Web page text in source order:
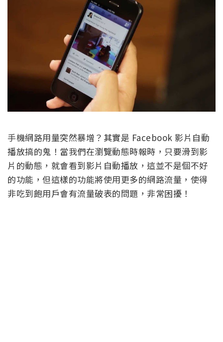
手機網路用量突然暴增？其實是 Facebook 影片自動
播放搞的鬼！當我們在瀏覽動態時報時，只要滑到影
片的動態，就會看到影片自動播放，這並不是個不好
的功能，但這樣的功能將使用更多的網路流量，使得
非吃到飽用戶會有流量破表的問題，非常困擾！